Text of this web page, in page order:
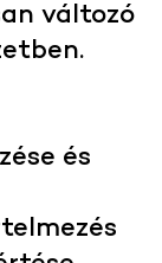
változó
és